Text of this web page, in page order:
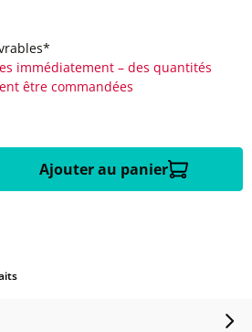
immédiatement – des quantités
être commandées
Ajouter au panier